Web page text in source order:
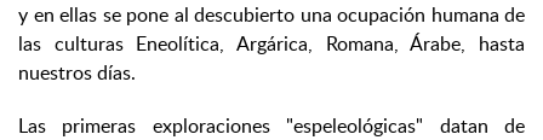
y en ellas se pone al descubierto una ocupación humana de
las culturas Eneolítica, Argárica, Romana, Árabe, hasta
nuestros días.
Las primeras exploraciones "espeleológicas" datan de